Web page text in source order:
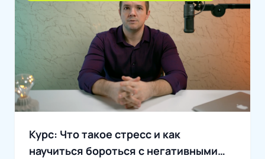
Курс: Что такое стресс и как
научиться бороться с негативными